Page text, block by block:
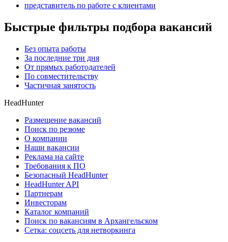
представитель по работе с клиентами
Быстрые фильтры подбора вакансий
Без опыта работы
За последние три дня
От прямых работодателей
По совместительству
Частичная занятость
HeadHunter
Размещение вакансий
Поиск по резюме
О компании
Наши вакансии
Реклама на сайте
Требования к ПО
Безопасный HeadHunter
HeadHunter API
Партнерам
Инвесторам
Каталог компаний
Поиск по вакансиям в Архангельском
Сетка: соцсеть для нетворкинга